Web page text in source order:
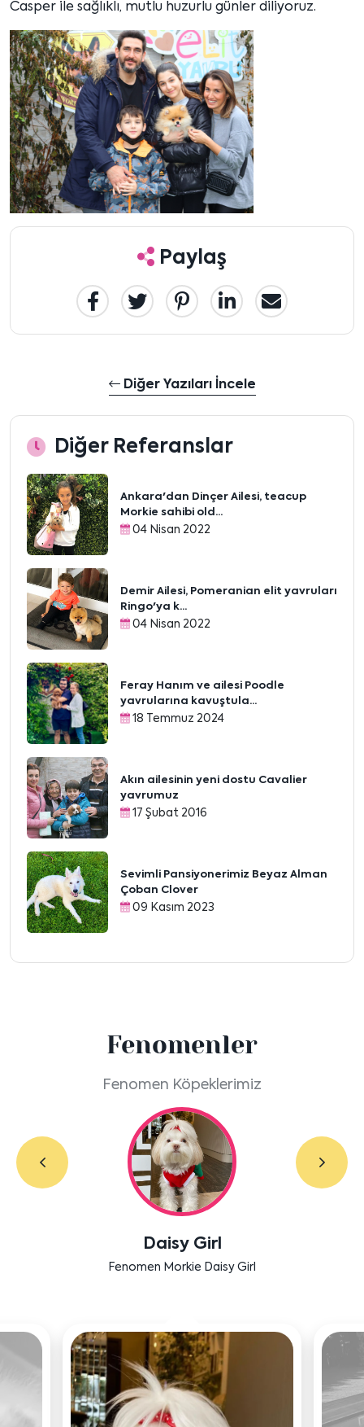
Casper ile sağlıklı, mutlu huzurlu günler diliyoruz.
Paylaş
Diğer Yazıları İncele
Diğer Referanslar
Ankara'dan Dinçer Ailesi, teacup
Morkie sahibi old...
04 Nisan 2022
Demir Ailesi, Pomeranian elit yavruları
Ringo'ya k...
04 Nisan 2022
Feray Hanım ve ailesi Poodle
yavrularına kavuştula...
18 Temmuz 2024
Akın ailesinin yeni dostu Cavalier
yavrumuz
17 Şubat 2016
Sevimli Pansiyonerimiz Beyaz Alman
Çoban Clover
09 Kasım 2023
Fenomenler
Fenomen Köpeklerimiz
Labradoodle Bruno
Bensu Soral'ın dostu Bruno